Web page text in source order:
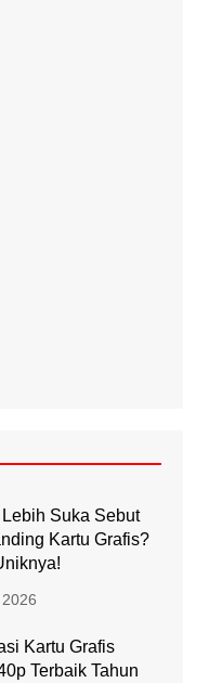
Suka Sebut
Kartu Grafis?
Kartu Grafis
Terbaik Tahun